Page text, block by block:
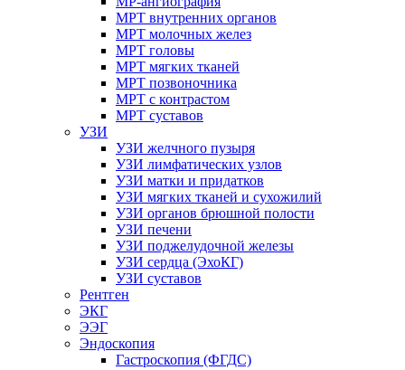
МРТ внутренних органов
МРТ молочных желез
МРТ головы
МРТ мягких тканей
МРТ позвоночника
МРТ с контрастом
МРТ суставов
УЗИ
УЗИ желчного пузыря
УЗИ лимфатических узлов
УЗИ матки и придатков
УЗИ мягких тканей и сухожилий
УЗИ органов брюшной полости
УЗИ печени
УЗИ поджелудочной железы
УЗИ сердца (ЭхоКГ)
УЗИ суставов
Рентген
ЭКГ
ЭЭГ
Эндоскопия
Гастроскопия (ФГДС)